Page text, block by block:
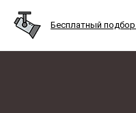
Бесплатный